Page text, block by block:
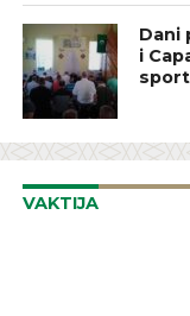
Dani
i
VAKTIJA